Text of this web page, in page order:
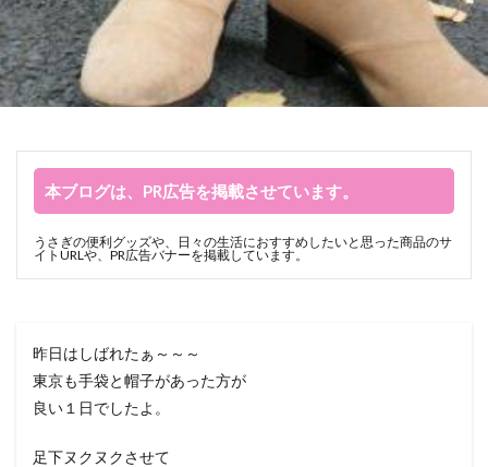
本ブログは、PR広告を掲載させています。
うさぎの便利グッズや、日々の生活におすすめしたいと思った商品のサ
イトURLや、PR広告バナーを掲載しています。
昨日はしばれたぁ～～～
東京も手袋と帽子があった方が
良い１日でしたよ。
足下ヌクヌクさせて